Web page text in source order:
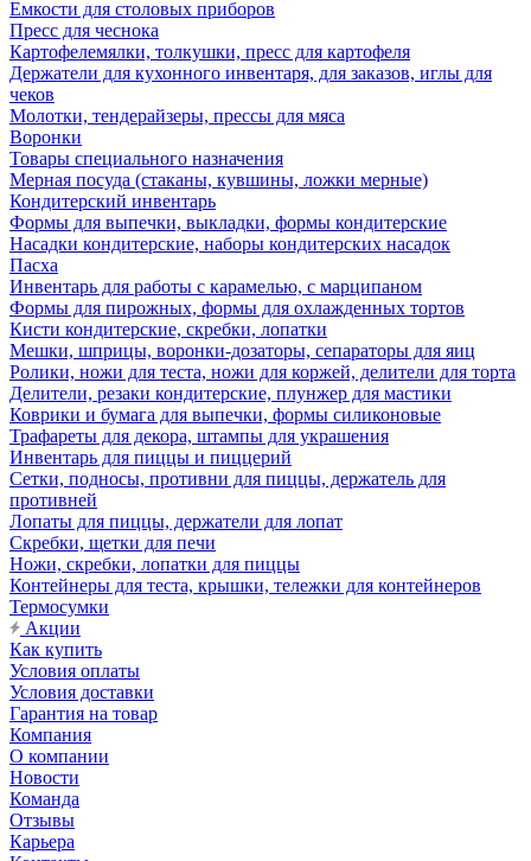
Емкости для столовых приборов
Пресс для чеснока
Картофелемялки, толкушки, пресс для картофеля
Держатели для кухонного инвентаря, для заказов, иглы для
чеков
Молотки, тендерайзеры, прессы для мяса
Воронки
Товары специального назначения
Мерная посуда (стаканы, кувшины, ложки мерные)
Кондитерский инвентарь
Формы для выпечки, выкладки, формы кондитерские
Насадки кондитерские, наборы кондитерских насадок
Пасха
Инвентарь для работы с карамелью, с марципаном
Формы для пирожных, формы для охлажденных тортов
Кисти кондитерские, скребки, лопатки
Мешки, шприцы, воронки-дозаторы, сепараторы для яиц
Ролики, ножи для теста, ножи для коржей, делители для торта
Делители, резаки кондитерские, плунжер для мастики
Коврики и бумага для выпечки, формы силиконовые
Трафареты для декора, штампы для украшения
Инвентарь для пиццы и пиццерий
Сетки, подносы, противни для пиццы, держатель для
противней
Лопаты для пиццы, держатели для лопат
Скребки, щетки для печи
Ножи, скребки, лопатки для пиццы
Контейнеры для теста, крышки, тележки для контейнеров
Термосумки
Акции
Как купить
Условия оплаты
Условия доставки
Гарантия на товар
Компания
О компании
Новости
Команда
Отзывы
Карьера